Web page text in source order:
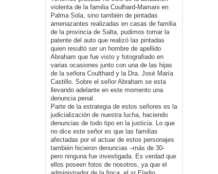
violenta de la familia Coulhard-Mamani en
Palma Sola, sino también de pintadas
amenazantes realizadas en casas de familia
de la provincia de Salta, pudimos tomar la
patente del auto que realizó las pintadas
quien resultó ser un hombre de apellido
Abraham que fue visto y fotografiado en
varias ocasiones junto con una de las hijas
de la señora Coulthard y la Dra. José María
Castillo. Sobre el señor Abraham se esta
llevando adelante en este momento una
denuncia penal.
Parte de la estrategia de estos señores es la
judicialización de nuestra lucha, haciendo
denuncias de todo tipo en la justicia. Lo que
no dice este señor es que las familias
afectadas por el actuar de estos personajes
también hicieron denuncias –más de 30-
pero ninguna fue investigada. Es verdad que
ellos poseen fotos de nosotros, ya que el